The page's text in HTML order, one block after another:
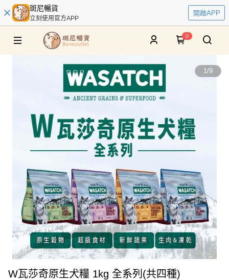
斑尼暢貨
立刻使用官方APP
開啟APP
0
1/9
W瓦莎奇原生犬糧 1kg 全系列(共四種)